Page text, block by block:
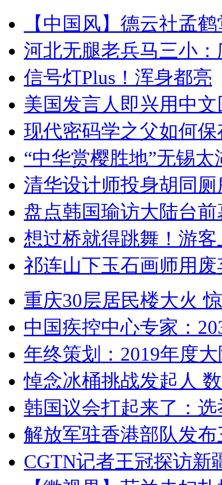
【中国风】德云社孟
河北无腿老兵马三小
信号灯Plus！浑身都亮
美国发言人即兴用中
现代密码学之父如何
“中华赏樱胜地”无锡
清华设计师投身胡同
盘点韩国瑜访大陆台
想过桥就得跳舞！游客
祁连山下玉石画师用
重庆30层居民楼大火
中国疾控中心专家：
年终策划：2019年度
悼念冰桶挑战发起人
韩国议会打起来了：
解放军驻香港部队发
CGTN记者王冠探访新